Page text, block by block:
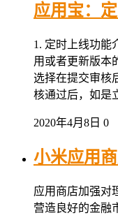
应用宝：
1. 定时上线功能
用或者更新版本
选择在提交审核
核通过后，如是
2020年4月8日 0
小米应用
应用商店加强对
营造良好的金融